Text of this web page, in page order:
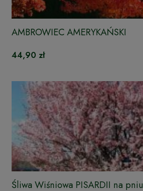
AMBROWIEC AMERYKAŃSKI
44,90 zł
Śliwa Wiśniowa PISARDII na pniu